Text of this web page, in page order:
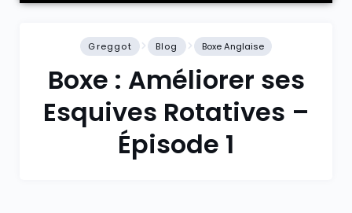
Greggot Blog Boxe Anglaise
Boxe : Améliorer ses
Esquives Rotatives –
Épisode 1